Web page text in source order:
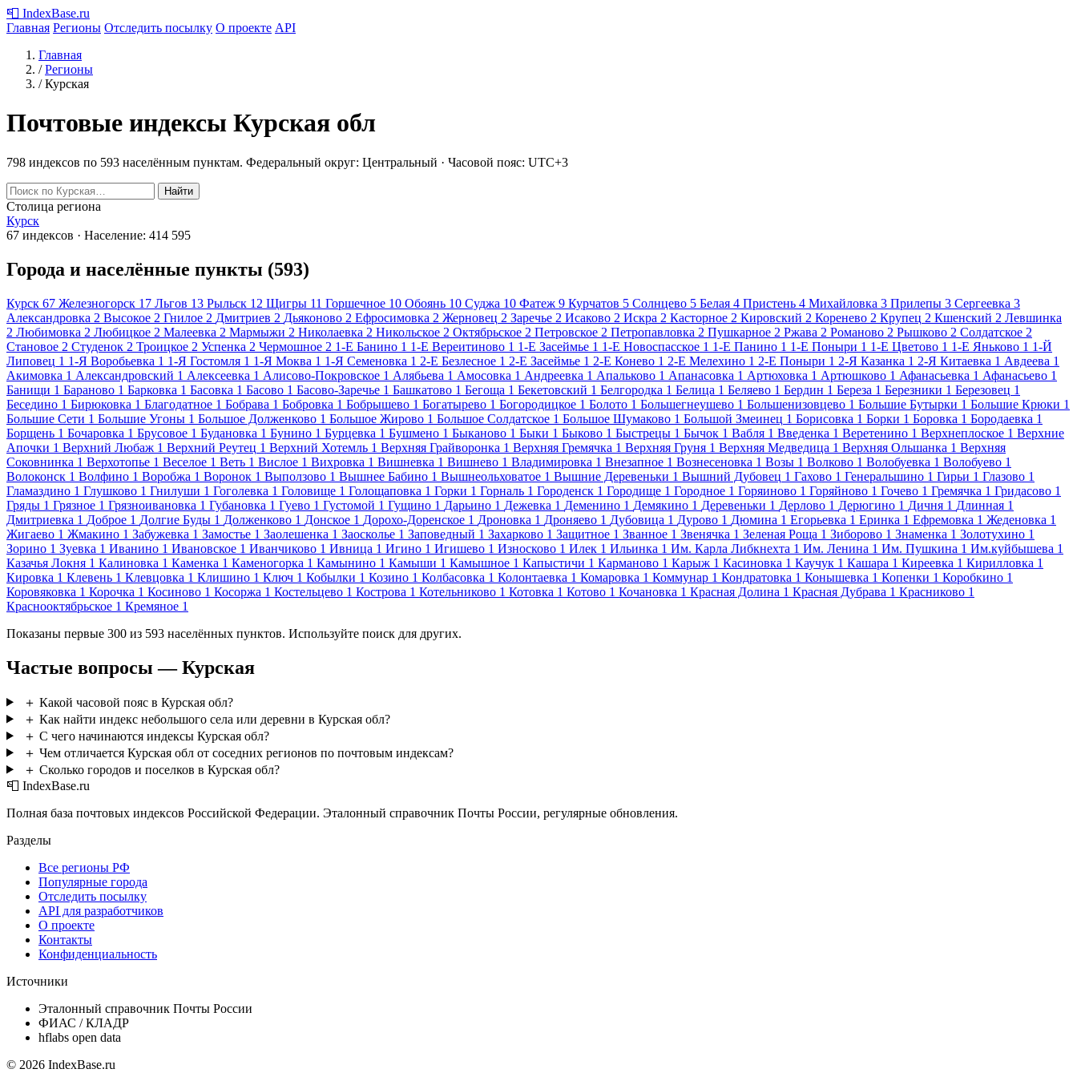
📮 IndexBase.ru
Главная Регионы Отследить посылку О проекте API
Главная
/ Регионы
/ Курская
Почтовые индексы Курская обл
798 индексов по 593 населённым пунктам. Федеральный округ: Центральный · Часовой пояс: UTC+3
Найти
Столица региона
Курск
67 индексов · Население: 414 595
Города и населённые пункты (593)
Курск 67 Железногорск 17 Льгов 13 Рыльск 12 Щигры 11 Горшечное 10 Обоянь 10 Суджа 10 Фатеж 9 Курчатов 5 Солнцево 5 Белая 4 Пристень 4 Михайловка 3 Прилепы 3 Сергеевка 3
Александровка 2 Высокое 2 Гнилое 2 Дмитриев 2 Дьяконово 2 Ефросимовка 2 Жерновец 2 Заречье 2 Исаково 2 Искра 2 Касторное 2 Кировский 2 Коренево 2 Крупец 2 Кшенский 2 Левшинка
2 Любимовка 2 Любицкое 2 Малеевка 2 Мармыжи 2 Николаевка 2 Никольское 2 Октябрьское 2 Петровское 2 Петропавловка 2 Пушкарное 2 Ржава 2 Романово 2 Рышково 2 Солдатское 2
Становое 2 Студенок 2 Троицкое 2 Успенка 2 Чермошное 2 1-Е Банино 1 1-Е Вереитиново 1 1-Е Засеймье 1 1-Е Новоспасское 1 1-Е Панино 1 1-Е Поныри 1 1-Е Цветово 1 1-Е Яньково 1 1-Й
Липовец 1 1-Я Воробьевка 1 1-Я Гостомля 1 1-Я Моква 1 1-Я Семеновка 1 2-Е Безлесное 1 2-Е Засеймье 1 2-Е Конево 1 2-Е Мелехино 1 2-Е Поныри 1 2-Я Казанка 1 2-Я Китаевка 1 Авдеева 1
Акимовка 1 Александровский 1 Алексеевка 1 Алисово-Покровское 1 Алябьева 1 Амосовка 1 Андреевка 1 Апальково 1 Апанасовка 1 Артюховка 1 Артюшково 1 Афанасьевка 1 Афанасьево 1
Банищи 1 Бараново 1 Барковка 1 Басовка 1 Басово 1 Басово-Заречье 1 Башкатово 1 Бегоща 1 Бекетовский 1 Белгородка 1 Белица 1 Беляево 1 Бердин 1 Береза 1 Березники 1 Березовец 1
Беседино 1 Бирюковка 1 Благодатное 1 Бобрава 1 Бобровка 1 Бобрышево 1 Богатырево 1 Богородицкое 1 Болото 1 Большегнеушево 1 Большенизовцево 1 Большие Бутырки 1 Большие Крюки 1
Большие Сети 1 Большие Угоны 1 Большое Долженково 1 Большое Жирово 1 Большое Солдатское 1 Большое Шумаково 1 Большой Змеинец 1 Борисовка 1 Борки 1 Боровка 1 Бородаевка 1
Борщень 1 Бочаровка 1 Брусовое 1 Будановка 1 Бунино 1 Бурцевка 1 Бушмено 1 Быканово 1 Быки 1 Быково 1 Быстрецы 1 Бычок 1 Вабля 1 Введенка 1 Веретенино 1 Верхнеплоское 1 Верхние
Апочки 1 Верхний Любаж 1 Верхний Реутец 1 Верхний Хотемль 1 Верхняя Грайворонка 1 Верхняя Гремячка 1 Верхняя Груня 1 Верхняя Медведица 1 Верхняя Ольшанка 1 Верхняя
Соковнинка 1 Верхотопье 1 Веселое 1 Веть 1 Вислое 1 Вихровка 1 Вишневка 1 Вишнево 1 Владимировка 1 Внезапное 1 Вознесеновка 1 Возы 1 Волково 1 Волобуевка 1 Волобуево 1
Волоконск 1 Волфино 1 Воробжа 1 Воронок 1 Выползово 1 Вышнее Бабино 1 Вышнеольховатое 1 Вышние Деревеньки 1 Вышний Дубовец 1 Гахово 1 Генеральшино 1 Гирьи 1 Глазово 1
Гламаздино 1 Глушково 1 Гнилуши 1 Гоголевка 1 Головище 1 Голощаповка 1 Горки 1 Горналь 1 Городенск 1 Городище 1 Городное 1 Горяиново 1 Горяйново 1 Гочево 1 Гремячка 1 Гридасово 1
Гряды 1 Грязное 1 Грязноивановка 1 Губановка 1 Гуево 1 Густомой 1 Гущино 1 Дарьино 1 Дежевка 1 Деменино 1 Демякино 1 Деревеньки 1 Дерлово 1 Дерюгино 1 Дичня 1 Длинная 1
Дмитриевка 1 Доброе 1 Долгие Буды 1 Долженково 1 Донское 1 Дорохо-Доренское 1 Дроновка 1 Дроняево 1 Дубовица 1 Дурово 1 Дюмина 1 Егорьевка 1 Еринка 1 Ефремовка 1 Жеденовка 1
Жигаево 1 Жмакино 1 Забужевка 1 Замостье 1 Заолешенка 1 Заосколье 1 Заповедный 1 Захарково 1 Защитное 1 Званное 1 Звенячка 1 Зеленая Роща 1 Зиборово 1 Знаменка 1 Золотухино 1
Зорино 1 Зуевка 1 Иванино 1 Ивановское 1 Иванчиково 1 Ивница 1 Игино 1 Игишево 1 Износково 1 Илек 1 Ильинка 1 Им. Карла Либкнехта 1 Им. Ленина 1 Им. Пушкина 1 Им.куйбышева 1
Казачья Локня 1 Калиновка 1 Каменка 1 Каменогорка 1 Камынино 1 Камыши 1 Камышное 1 Капыстичи 1 Карманово 1 Карыж 1 Касиновка 1 Каучук 1 Кашара 1 Киреевка 1 Кирилловка 1
Кировка 1 Клевень 1 Клевцовка 1 Клишино 1 Ключ 1 Кобылки 1 Козино 1 Колбасовка 1 Колонтаевка 1 Комаровка 1 Коммунар 1 Кондратовка 1 Конышевка 1 Копенки 1 Коробкино 1
Коровяковка 1 Корочка 1 Косиново 1 Косоржа 1 Костельцево 1 Кострова 1 Котельниково 1 Котовка 1 Котово 1 Кочановка 1 Красная Долина 1 Красная Дубрава 1 Красниково 1
Краснооктябрьское 1 Кремяное 1
Показаны первые 300 из 593 населённых пунктов. Используйте поиск для других.
Частые вопросы — Курская
＋ Какой часовой пояс в Курская обл?
＋ Как найти индекс небольшого села или деревни в Курская обл?
＋ С чего начинаются индексы Курская обл?
＋ Чем отличается Курская обл от соседних регионов по почтовым индексам?
＋ Сколько городов и поселков в Курская обл?
📮 IndexBase.ru
Полная база почтовых индексов Российской Федерации. Эталонный справочник Почты России, регулярные обновления.
Разделы
Все регионы РФ
Популярные города
Отследить посылку
API для разработчиков
О проекте
Контакты
Конфиденциальность
Источники
Эталонный справочник Почты России
ФИАС / КЛАДР
hflabs open data
© 2026 IndexBase.ru